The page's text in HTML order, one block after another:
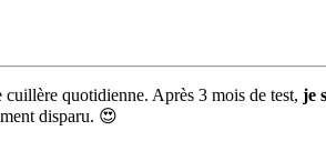
quotidienne. Après 3 mois de test, je
disparu. 😍